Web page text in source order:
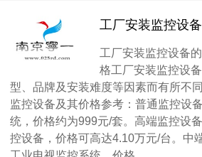
工厂安装监控设
工厂安装监控设备
格工厂安装监控设
型、品牌及安装难度等因素而有所不
监控设备及其价格参考：普通监控设
统，价格约为999元/套。高端监控设
控设备，价格可高达4.10万元/台。中